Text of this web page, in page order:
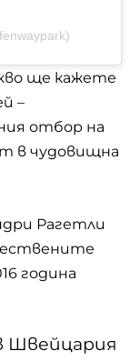
ще кажете
–
отбор на
в чудовищна
Рагетли
година
Швейцария